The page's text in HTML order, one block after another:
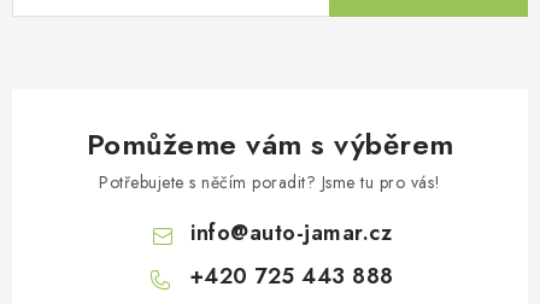
Pomůžeme vám s výběrem
Potřebujete s něčím poradit? Jsme tu pro vás!
info@auto-jamar.cz
+420 725 443 888